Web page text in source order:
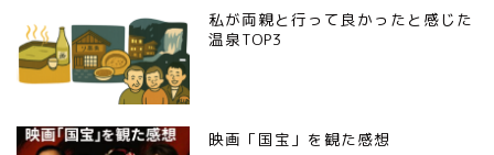
私が両親と行って良かったと感じた
温泉TOP3
映画「国宝」を観た感想